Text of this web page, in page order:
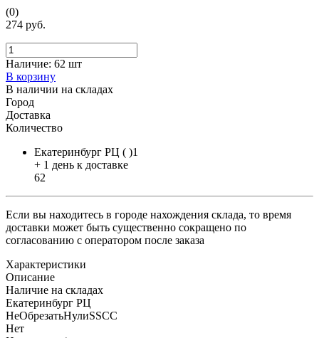
(0)
274 руб.
Наличие: 62 шт
В корзину
В наличии на складах
Город
Доставка
Количество
Екатеринбург РЦ ( )1
+ 1 день к доставке
62
Если вы находитесь в городе нахождения склада, то время
доставки может быть существенно сокращено по
согласованию с оператором после заказа
Характеристики
Описание
Наличие на складах
Екатеринбург РЦ
НеОбрезатьНулиSSCC
Нет